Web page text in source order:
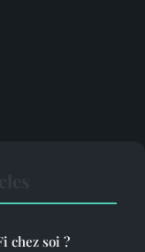
chez soi ?